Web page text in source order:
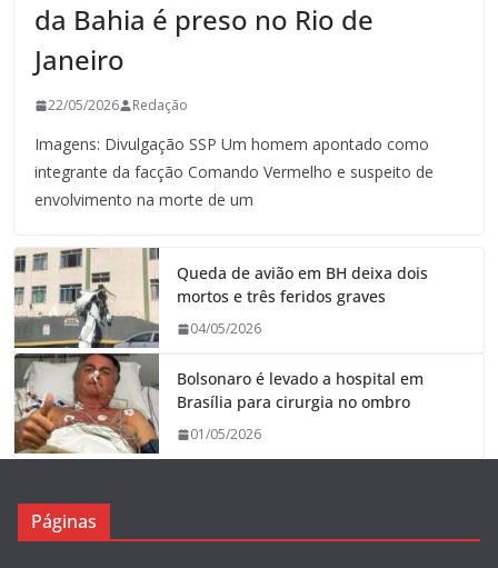
da Bahia é preso no Rio de
Janeiro
22/05/2026 Redação
Imagens: Divulgação SSP Um homem apontado como
integrante da facção Comando Vermelho e suspeito de
envolvimento na morte de um
Queda de avião em BH deixa dois
mortos e três feridos graves
04/05/2026
Bolsonaro é levado a hospital em
Brasília para cirurgia no ombro
01/05/2026
Páginas